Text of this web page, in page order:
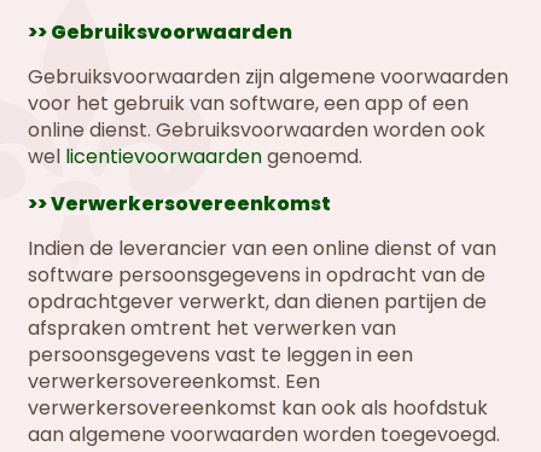
>> Gebruiksvoorwaarden
Gebruiksvoorwaarden zijn algemene voorwaarden
voor het gebruik van software, een app of een
online dienst. Gebruiksvoorwaarden worden ook
wel licentievoorwaardengenoemd.
>> Verwerkersovereenkomst
Indien de leverancier van een online dienst of van
software persoonsgegevens in opdracht van de
opdrachtgever verwerkt, dan dienen partijen de
afspraken omtrent het verwerken van
persoonsgegevens vast te leggen in een
verwerkersovereenkomst. Een
verwerkersovereenkomst kan ook als hoofdstuk
aan algemene voorwaarden worden toegevoegd.